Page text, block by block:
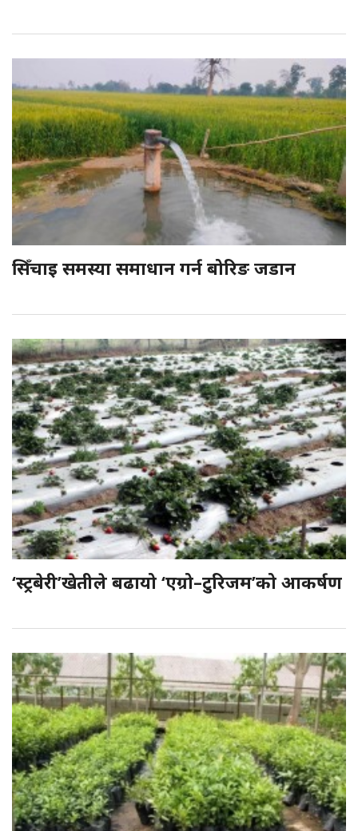
सिँचाइ समस्या समाधान गर्न बोरिङ जडान
‘स्ट्रबेरी’खेतीले बढायो ‘एग्रो–टुरिजम’को आकर्षण